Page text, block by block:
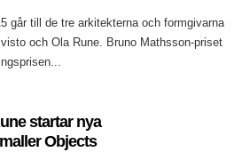
går till de tre arkitekterna och formgivarna
och Ola Rune. Bruno Mathsson-priset
startar nya
Objects